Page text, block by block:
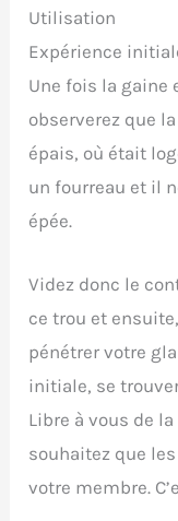
Utilisation
Expérience
Une fois la gaine
observerez que
épais, où était
un fourreau et il
épée.
Videz donc le
ce trou et
pénétrer votre
initiale, se
Libre à vous de
souhaitez que
votre membre.